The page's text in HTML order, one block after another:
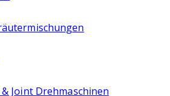
Joint Drehmaschinen